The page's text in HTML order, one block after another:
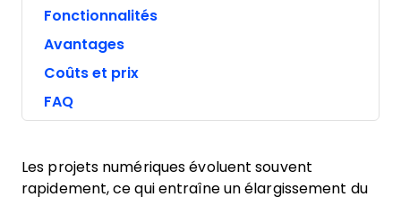
Fonctionnalités
Avantages
Coûts et prix
FAQ
Les projets numériques évoluent souvent
rapidement, ce qui entraîne un élargissement du